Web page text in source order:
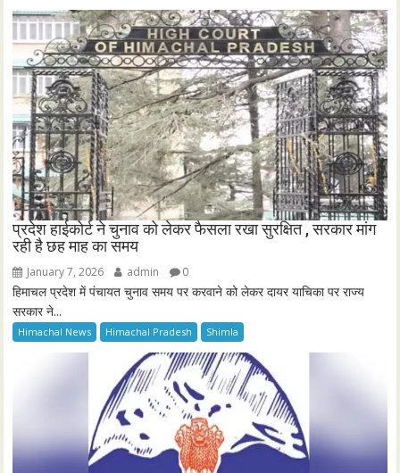
प्रदेश हाईकोर्ट ने चुनाव को लेकर फैसला रखा सुरक्षित , सरकार मांग
रही है छह माह का समय
January 7, 2026 admin 0
हिमाचल प्रदेश में पंचायत चुनाव समय पर करवाने को लेकर दायर याचिका पर राज्य
सरकार ने...
Himachal News Himachal Pradesh Shimla